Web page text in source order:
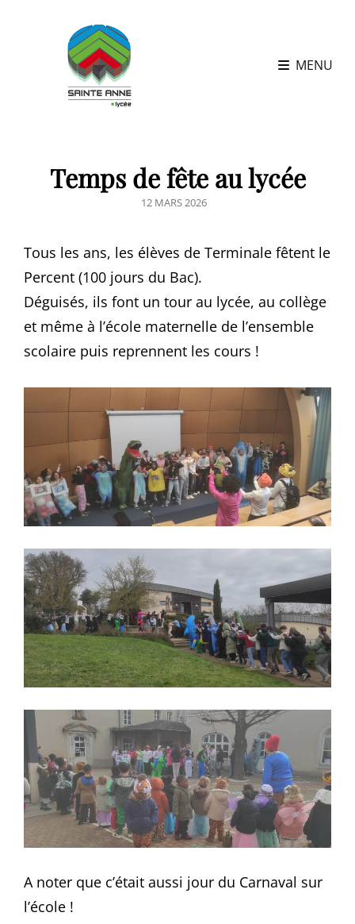
MENU
Temps de fête au lycée
POSTED
12 MARS 2026
Tous les ans, les élèves de Terminale fêtent le
Percent (100 jours du Bac).
Déguisés, ils font un tour au lycée, au collège
et même à l’école maternelle de l’ensemble
scolaire puis reprennent les cours !
A noter que c’était aussi jour du Carnaval sur
l’école !